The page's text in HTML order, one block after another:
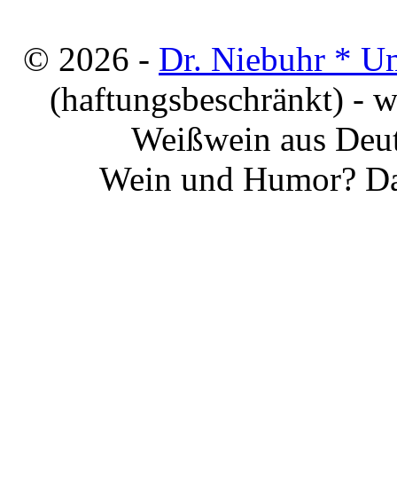
© 2026 - Dr. Niebuhr *
(haftungsbeschränkt) -
Weißwein aus
Wein und Humor?